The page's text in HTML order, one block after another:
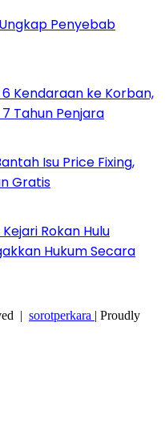
Penyebab
Kendaraan ke Korban,
Tahun Penjara
Isu Price Fixing,
Gratis
Rokan Hulu
Hukum Secara
| sorotperkara | Proudly